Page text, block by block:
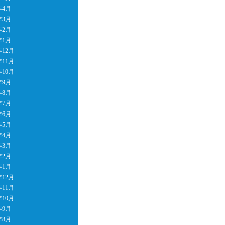
4月
3月
2月
1月
12月
11月
10月
9月
8月
7月
6月
5月
4月
3月
2月
1月
12月
11月
10月
9月
8月